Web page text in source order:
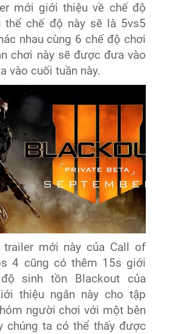
mới giới thiệu về chế độ
thể chế độ này sẽ là 5vs5
nhau cùng 6 chế độ chơi
chơi này sẽ được đưa vào
vào cuối tuần này.
mới này của Call of
4 cũng có thêm 15s giới
sinh tồn Blackout của
thiệu ngắn này cho tập
người chơi với một bên
chúng ta có thể thấy được